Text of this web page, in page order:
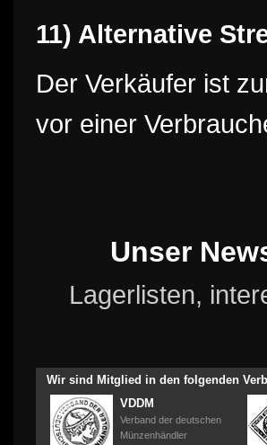
11) Alternative
Der Verkäufer ist
vor einer
Unser
Lagerlisten,
Wir sind Mitglied in den folgenden
VDDM
Verband der deutschen
Münzenhändler